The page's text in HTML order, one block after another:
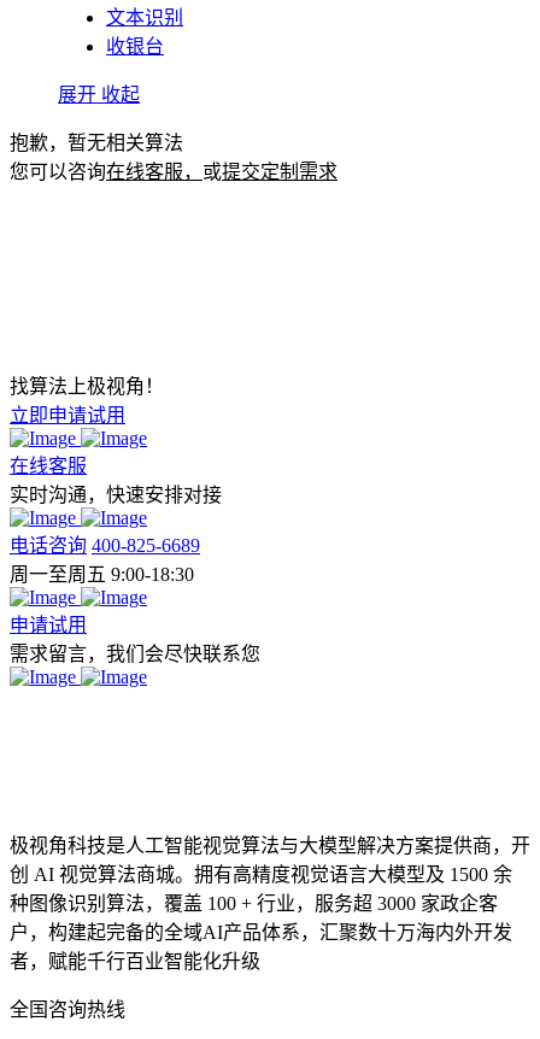
文本识别
收银台
展开 收起
抱歉，暂无相关算法
您可以咨询在线客服， 或提交定制需求
找算法上极视角！
立即申请试用
在线客服
实时沟通，快速安排对接
电话咨询 400-825-6689
周一至周五 9:00-18:30
申请试用
需求留言，我们会尽快联系您
极视角科技是人工智能视觉算法与大模型解决方案提供商，开
创 AI 视觉算法商城。拥有高精度视觉语言大模型及 1500 余
种图像识别算法，覆盖 100 + 行业，服务超 3000 家政企客
户，构建起完备的全域AI产品体系，汇聚数十万海内外开发
者，赋能千行百业智能化升级
全国咨询热线